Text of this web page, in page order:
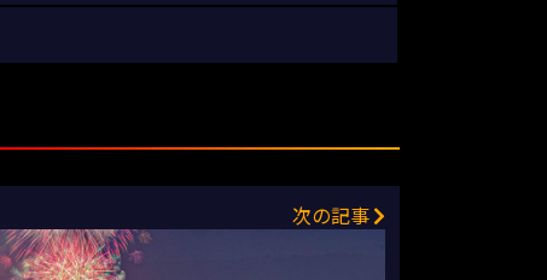
次の記事